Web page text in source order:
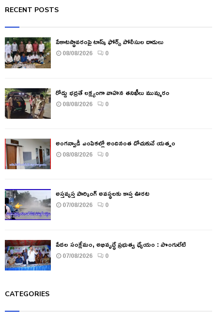
RECENT POSTS
పేకాటస్థావరంపై టాస్క్ ఫోర్స్ పోలీసుల దాడులు
08/08/2026 0
రోడ్డు భద్రతే లక్ష్యంగా వాహన తనిఖీలు ముమ్మరం
08/08/2026 0
అంగన్వాడీ ఎంపికల్లో అందినంత దోచుకునే యత్నం
08/08/2026 0
అస్తవ్యస్త పార్కింగ్ అవస్థలకు కాస్త ఊరట
07/08/2026 0
పేదల సంక్షేమం, అభివృద్ధే ప్రభుత్వ ధ్యేయం : పొంగులేటి
07/08/2026 0
CATEGORIES